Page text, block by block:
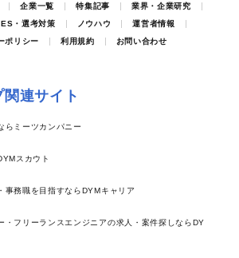
企業一覧 特集記事
業界・企業研究
ES・選考対策 ノウハウ
運営者情報
ポリシー
利用規約 お問い合わせ
連サイト
らミーツカンパニー
スカウト
事務職を目指すならDYMキャリア
・フリーランスエンジニアの求人・案件探しならDY